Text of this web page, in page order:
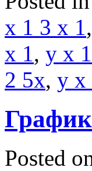
x 1 3 x 1,
x 1, y x
2 5x, y x
Posted